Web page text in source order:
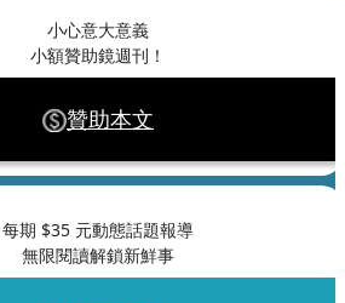
小心意大意義
小額贊助鏡週刊！
贊助本文
每期 $35 元動態話題報導
無限閱讀解鎖新鮮事